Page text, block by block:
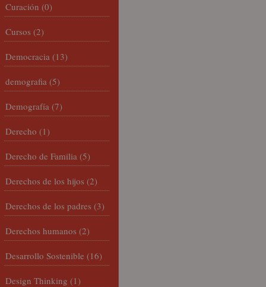
Curación (0)
Cursos (2)
Democracia (13)
demografia (5)
Demografía (7)
Derecho (1)
Derecho de Familia (5)
Derechos de los hijos (2)
Derechos de los padres (3)
Derechos humanos (2)
Desarrollo Sostenible (16)
Design Thinking (1)